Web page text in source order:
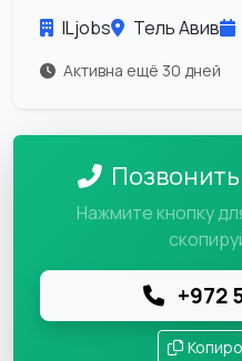
ILjobs Тель Авив
Активна ещё 30 дней
Нажмите кнопку
+972